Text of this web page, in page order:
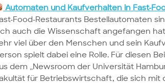
Automaten und Kaufverhalten in Fast-
Food-Restaurants Bestellautomaten
auch die Wissenschaft angefangen
viel über den Menschen und sein
spielt dabei eine Rolle. Für diesen
dem „Newsroom der Universität
für Betriebswirtschaft, die sich